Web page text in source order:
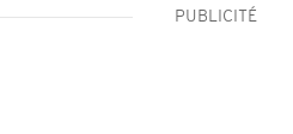
PUBLICITÉ